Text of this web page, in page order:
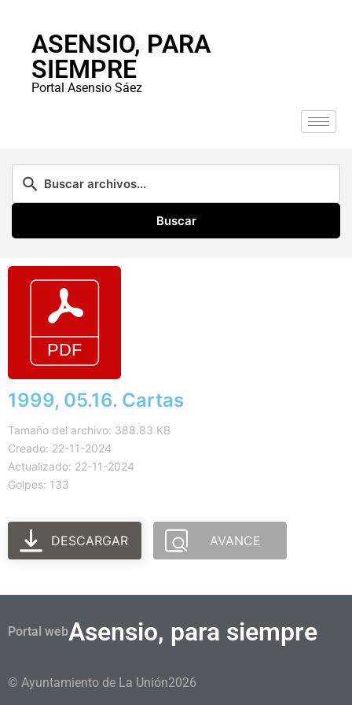
ASENSIO, PARA
SIEMPRE
Portal Asensio Sáez
Buscar
1999, 05.16. Cartas
Tamaño del archivo: 388.83 KB
Creado: 22-11-2024
Actualizado: 22-11-2024
Golpes: 133
DESCARGAR AVANCE
Portal webAsensio, para siempre
© Ayuntamiento de La Unión2026